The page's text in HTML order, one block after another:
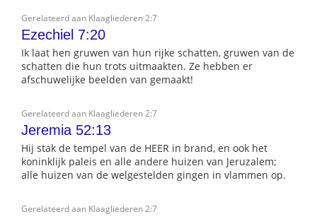
Gerelateerd aan Klaagliederen 2:7
Ezechiel 7:20
Ik laat hen gruwen van hun rijke schatten, gruwen van de
schatten die hun trots uitmaakten. Ze hebben er
afschuwelijke beelden van gemaakt!
Gerelateerd aan Klaagliederen 2:7
Jeremia 52:13
Hij stak de tempel van de HEER in brand, en ook het
koninklijk paleis en alle andere huizen van Jeruzalem;
alle huizen van de welgestelden gingen in vlammen op.
Gerelateerd aan Klaagliederen 2:7